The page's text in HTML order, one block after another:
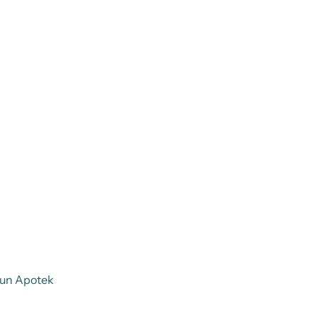
Apotek